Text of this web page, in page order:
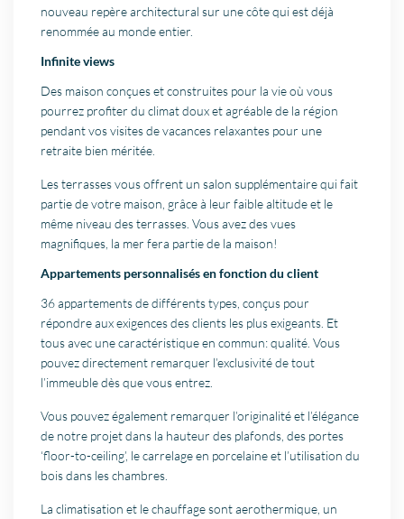
nouveau repère architectural sur une côte qui est déjà
renommée au monde entier.
Infinite views
Des maison conçues et construites pour la vie où vous
pourrez profiter du climat doux et agréable de la région
pendant vos visites de vacances relaxantes pour une
retraite bien méritée.
Les terrasses vous offrent un salon supplémentaire qui fait
partie de votre maison, grâce à leur faible altitude et le
même niveau des terrasses. Vous avez des vues
magnifiques, la mer fera partie de la maison!
Appartements personnalisés en fonction du client
36 appartements de différents types, conçus pour
répondre aux exigences des clients les plus exigeants. Et
tous avec une caractéristique en commun: qualité. Vous
pouvez directement remarquer l’exclusivité de tout
l’immeuble dès que vous entrez.
Vous pouvez également remarquer l’originalité et l’élégance
de notre projet dans la hauteur des plafonds, des portes
‘floor-to-ceiling’, le carrelage en porcelaine et l’utilisation du
bois dans les chambres.
La climatisation et le chauffage sont aerothermique, un